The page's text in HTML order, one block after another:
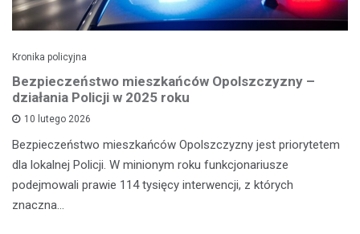
Kronika policyjna
Bezpieczeństwo mieszkańców Opolszczyzny –
działania Policji w 2025 roku
10 lutego 2026
Bezpieczeństwo mieszkańców Opolszczyzny jest priorytetem
dla lokalnej Policji. W minionym roku funkcjonariusze
podejmowali prawie 114 tysięcy interwencji, z których
znaczna…